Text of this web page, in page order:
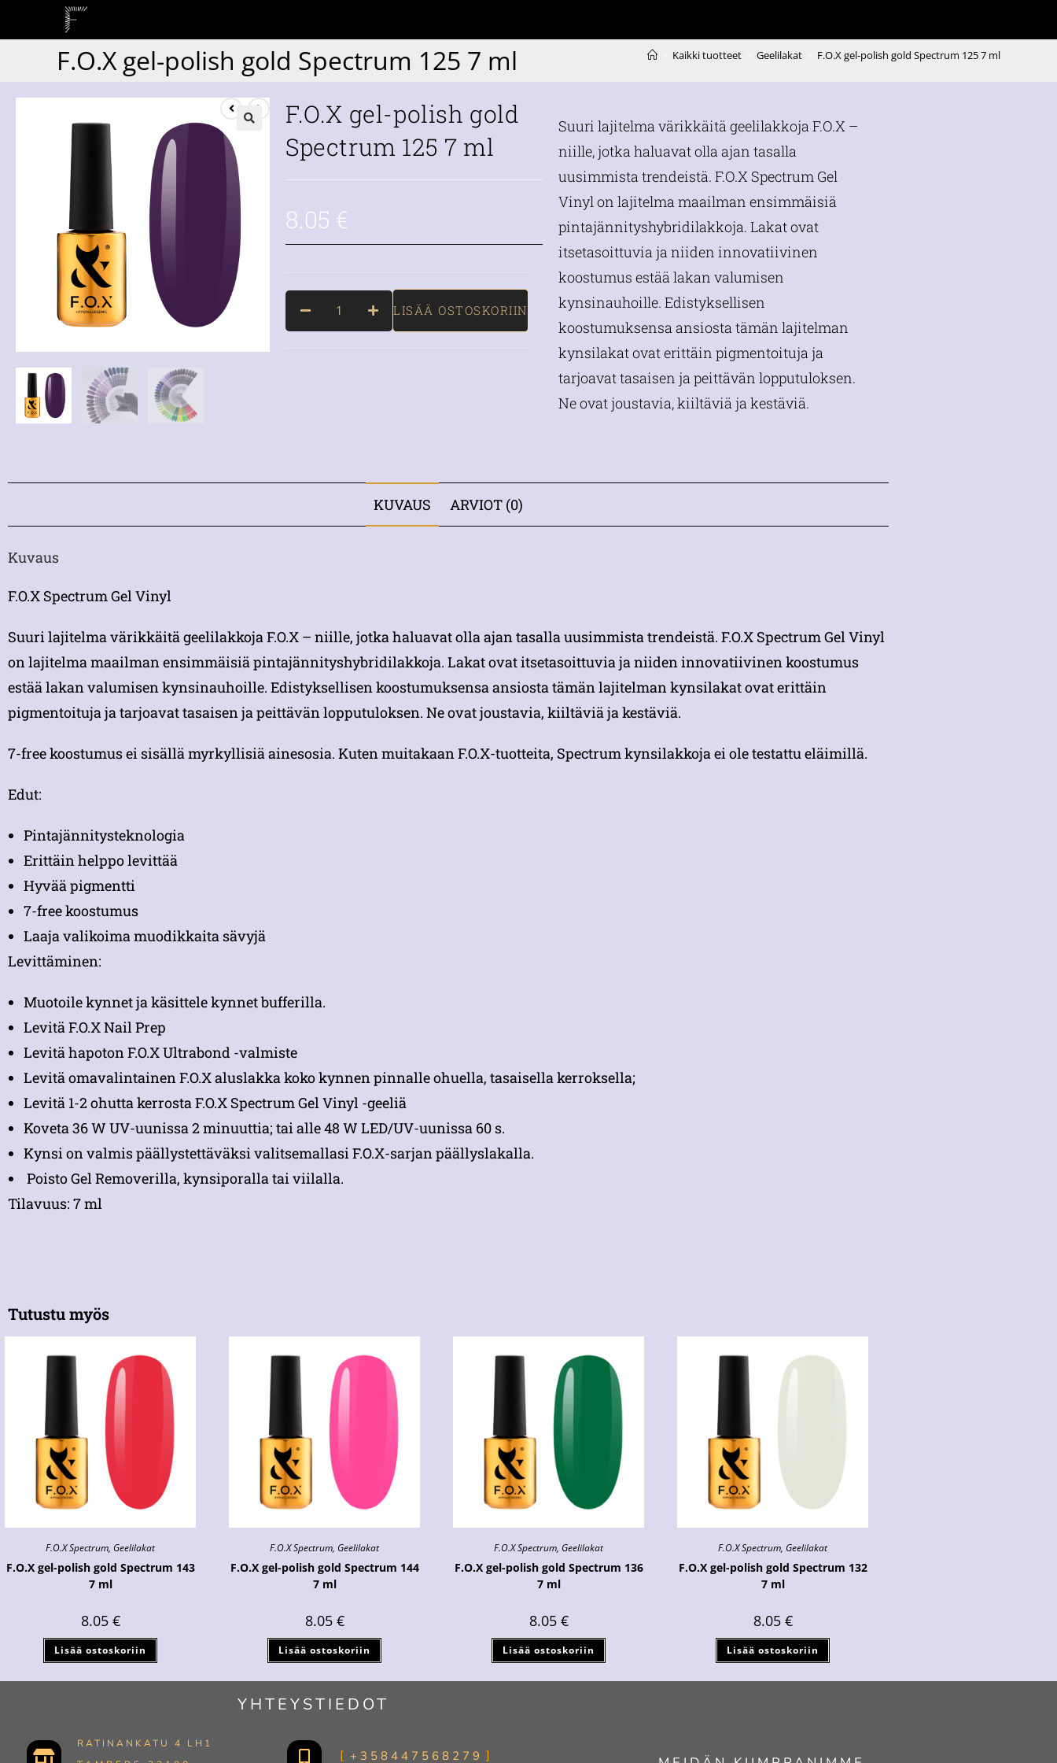
F.O.X gel-polish gold Spectrum 125 7 ml Kaikki tuotteet Geelilakat F.O.X gel-polish gold Spectrum 125 7 ml
F.O.X gel-polish gold
Spectrum 125 7 ml
8.05 €
LISÄÄ OSTOSKORIIN
Suuri lajitelma värikkäitä geelilakkoja F.O.X –
niille, jotka haluavat olla ajan tasalla
uusimmista trendeistä. F.O.X Spectrum Gel
Vinyl on lajitelma maailman ensimmäisiä
pintajännityshybridilakkoja. Lakat ovat
itsetasoittuvia ja niiden innovatiivinen
koostumus estää lakan valumisen
kynsinauhoille. Edistyksellisen
koostumuksensa ansiosta tämän lajitelman
kynsilakat ovat erittäin pigmentoituja ja
tarjoavat tasaisen ja peittävän lopputuloksen.
Ne ovat joustavia, kiiltäviä ja kestäviä.
KUVAUS ARVIOT (0)
Kuvaus
F.O.X Spectrum Gel Vinyl
Suuri lajitelma värikkäitä geelilakkoja F.O.X – niille, jotka haluavat olla ajan tasalla uusimmista trendeistä. F.O.X Spectrum Gel Vinyl
on lajitelma maailman ensimmäisiä pintajännityshybridilakkoja. Lakat ovat itsetasoittuvia ja niiden innovatiivinen koostumus
estää lakan valumisen kynsinauhoille. Edistyksellisen koostumuksensa ansiosta tämän lajitelman kynsilakat ovat erittäin
pigmentoituja ja tarjoavat tasaisen ja peittävän lopputuloksen. Ne ovat joustavia, kiiltäviä ja kestäviä.
7-free koostumus ei sisällä myrkyllisiä ainesosia. Kuten muitakaan F.O.X-tuotteita, Spectrum kynsilakkoja ei ole testattu eläimillä.
Edut:
Pintajännitysteknologia
Erittäin helppo levittää
Hyvää pigmentti
7-free koostumus
Laaja valikoima muodikkaita sävyjä
Levittäminen:
Muotoile kynnet ja käsittele kynnet bufferilla.
Levitä F.O.X Nail Prep
Levitä hapoton F.O.X Ultrabond -valmiste
Levitä omavalintainen F.O.X aluslakka koko kynnen pinnalle ohuella, tasaisella kerroksella;
Levitä 1-2 ohutta kerrosta F.O.X Spectrum Gel Vinyl -geeliä
Koveta 36 W UV-uunissa 2 minuuttia; tai alle 48 W LED/UV-uunissa 60 s.
Kynsi on valmis päällystettäväksi valitsemallasi F.O.X-sarjan päällyslakalla.
Poisto Gel Removerilla, kynsiporalla tai viilalla.
Tilavuus: 7 ml
Tutustu myös
F.O.X Spectrum, Geelilakat
F.O.X gel-polish gold Spectrum 143
7 ml
8.05 €
Lisää ostoskoriin
F.O.X Spectrum, Geelilakat
F.O.X gel-polish gold Spectrum 144
7 ml
8.05 €
Lisää ostoskoriin
F.O.X Spectrum, Geelilakat
F.O.X gel-polish gold Spectrum 136
7 ml
8.05 €
Lisää ostoskoriin
F.O.X Spectrum, Geelilakat
F.O.X gel-polish gold Spectrum 132
7 ml
8.05 €
Lisää ostoskoriin
YHTEYSTIEDOT
RATINANKATU 4 LH1
+358447568279